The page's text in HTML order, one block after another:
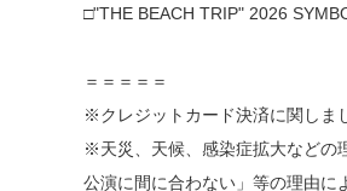
□"THE BEACH TRIP" 2026
＝＝＝＝＝
※クレジットカード決済に関しま
※天災、天候、感染症拡大などの
公演に間に合わない」等の理由に